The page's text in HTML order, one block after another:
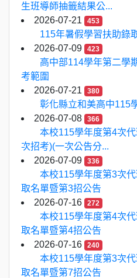
生班導師抽籤結果公...
2026-07-21
453
115年暑假學習扶助錄
2026-07-09
423
高中部114學年第二學
考範圍
2026-07-21
380
彰化縣立和美高中115
2026-07-08
366
本校115學年度第4次
次招考)(一次公告分...
2026-07-09
336
本校115學年度第3次
取名單暨第3招公告
2026-07-16
272
本校115學年度第4次
取名單暨第4招公告
2026-07-16
240
本校115學年度第3次
取名單暨第7招公告